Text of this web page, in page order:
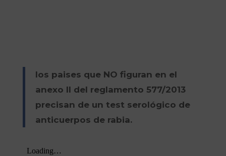
los paises que NO figuran en el
anexo II del reglamento 577/2013
precisan de un test serológico de
anticuerpos de rabia.